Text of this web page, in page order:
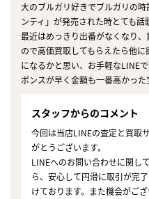
大のブルガリ好きでブルガリの
ンティ」が発売された時とても話
最近はめっきり出番がなくなり
ので高価買取してもらえたら他
になるかと思い、お手軽なLINE
ポンスが早く金額も一番高かった
スタッフからのコメント
今回は当店LINEの査定と買取
がとうございます。
LINEへのお問い合わせに関し
ら、安心して円滑に取引が完
けております。また機会がご